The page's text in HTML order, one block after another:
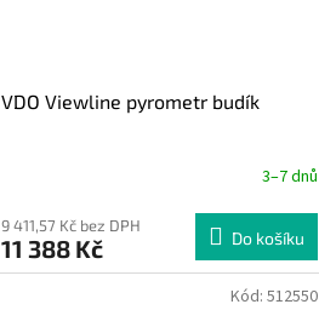
VDO Viewline pyrometr budík
3–7 dnů
9 411,57 Kč bez DPH
11 388 Kč Do košíku
Kód: 512550